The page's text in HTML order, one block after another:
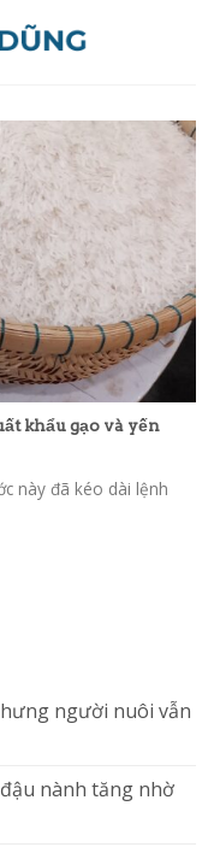
khẩu gạo và yến
này đã kéo dài lệnh
người nuôi vẫn
đậu nành tăng nhờ